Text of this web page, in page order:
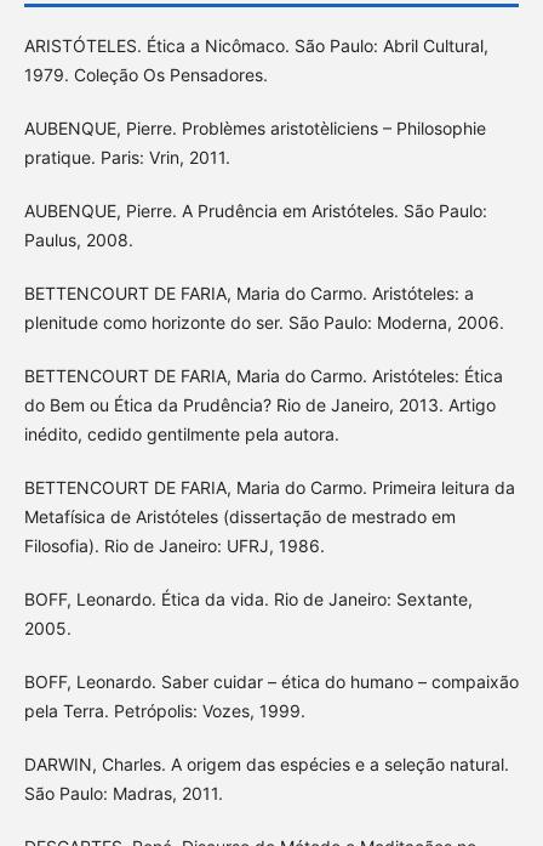
ARISTÓTELES. Ética a Nicômaco. São Paulo: Abril Cultural,
1979. Coleção Os Pensadores.
AUBENQUE, Pierre. Problèmes aristotèliciens – Philosophie
pratique. Paris: Vrin, 2011.
AUBENQUE, Pierre. A Prudência em Aristóteles. São Paulo:
Paulus, 2008.
BETTENCOURT DE FARIA, Maria do Carmo. Aristóteles: a
plenitude como horizonte do ser. São Paulo: Moderna, 2006.
BETTENCOURT DE FARIA, Maria do Carmo. Aristóteles: Ética
do Bem ou Ética da Prudência? Rio de Janeiro, 2013. Artigo
inédito, cedido gentilmente pela autora.
BETTENCOURT DE FARIA, Maria do Carmo. Primeira leitura da
Metafísica de Aristóteles (dissertação de mestrado em
Filosofia). Rio de Janeiro: UFRJ, 1986.
BOFF, Leonardo. Ética da vida. Rio de Janeiro: Sextante,
2005.
BOFF, Leonardo. Saber cuidar – ética do humano – compaixão
pela Terra. Petrópolis: Vozes, 1999.
DARWIN, Charles. A origem das espécies e a seleção natural.
São Paulo: Madras, 2011.